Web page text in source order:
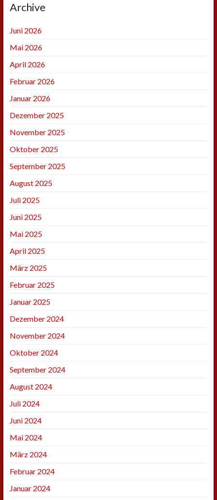
Archive
Juni 2026
Mai 2026
April 2026
Februar 2026
Januar 2026
Dezember 2025
November 2025
Oktober 2025
September 2025
August 2025
Juli 2025
Juni 2025
Mai 2025
April 2025
März 2025
Februar 2025
Januar 2025
Dezember 2024
November 2024
Oktober 2024
September 2024
August 2024
Juli 2024
Juni 2024
Mai 2024
März 2024
Februar 2024
Januar 2024